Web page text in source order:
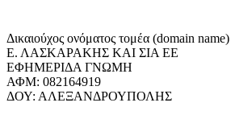
Δικαιούχος ονόματος τομέα (domain name)
Ε. ΛΑΣΚΑΡΑΚΗΣ ΚΑΙ ΣΙΑ ΕΕ
ΕΦΗΜΕΡΙΔΑ ΓΝΩΜΗ
ΑΦΜ: 082164919
ΔΟΥ: ΑΛΕΞΑΝΔΡΟΥΠΟΛΗΣ